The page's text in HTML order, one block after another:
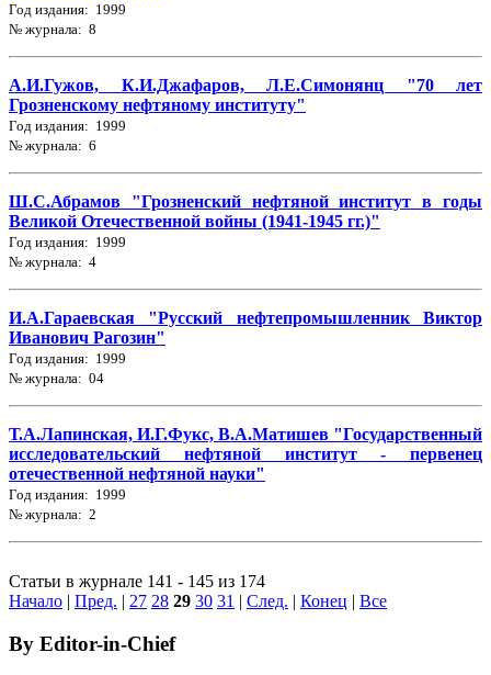
Год издания: 1999
№ журнала: 8
А.И.Гужов, К.И.Джафаров, Л.Е.Симонянц "70 лет
Грозненскому нефтяному институту"
Год издания: 1999
№ журнала: 6
Ш.С.Абрамов "Грозненский нефтяной институт в годы
Великой Отечественной войны (1941-1945 гг.)"
Год издания: 1999
№ журнала: 4
И.А.Гараевская "Русский нефтепромышленник Виктор
Иванович Рагозин"
Год издания: 1999
№ журнала: 04
Т.А.Лапинская, И.Г.Фукс, В.А.Матишев "Государственный
исследовательский нефтяной институт - первенец
отечественной нефтяной науки"
Год издания: 1999
№ журнала: 2
Статьи в журнале 141 - 145 из 174
Начало | Пред. | 27 28 29 30 31 | След. | Конец | Все
By Editor-in-Chief